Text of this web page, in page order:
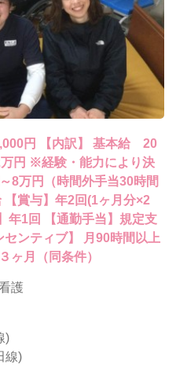
円 【内訳】 基本給 20
円 ※経験・能力により決
8万円（時間外手当30時間
賞与】年2回(1ヶ月分×2
年1回 【通勤手当】規定支
ンティブ】 月90時間以上
ヶ月（同条件）
護
)
線)